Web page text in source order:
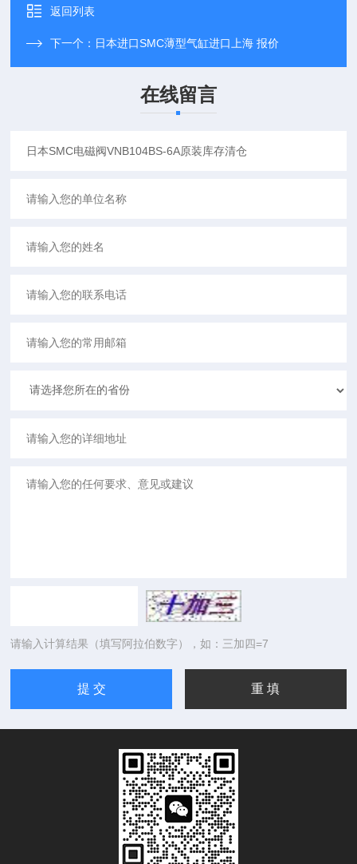
返回列表
下一个： 日本进口SMC薄型气缸进口上海 报价
在线留言
请输入计算结果（填写阿拉伯数字），如：三加四=7